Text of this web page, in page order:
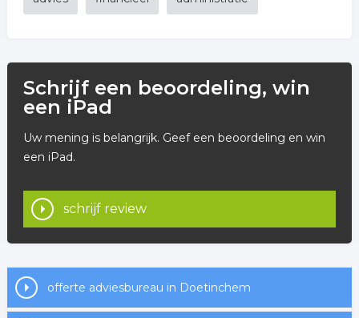
Schrijf een beoordeling, win
een iPad
Uw mening is belangrijk. Geef een beoordeling en win
een iPad.
schrijf review
offerte adviesbureau in Doetinchem